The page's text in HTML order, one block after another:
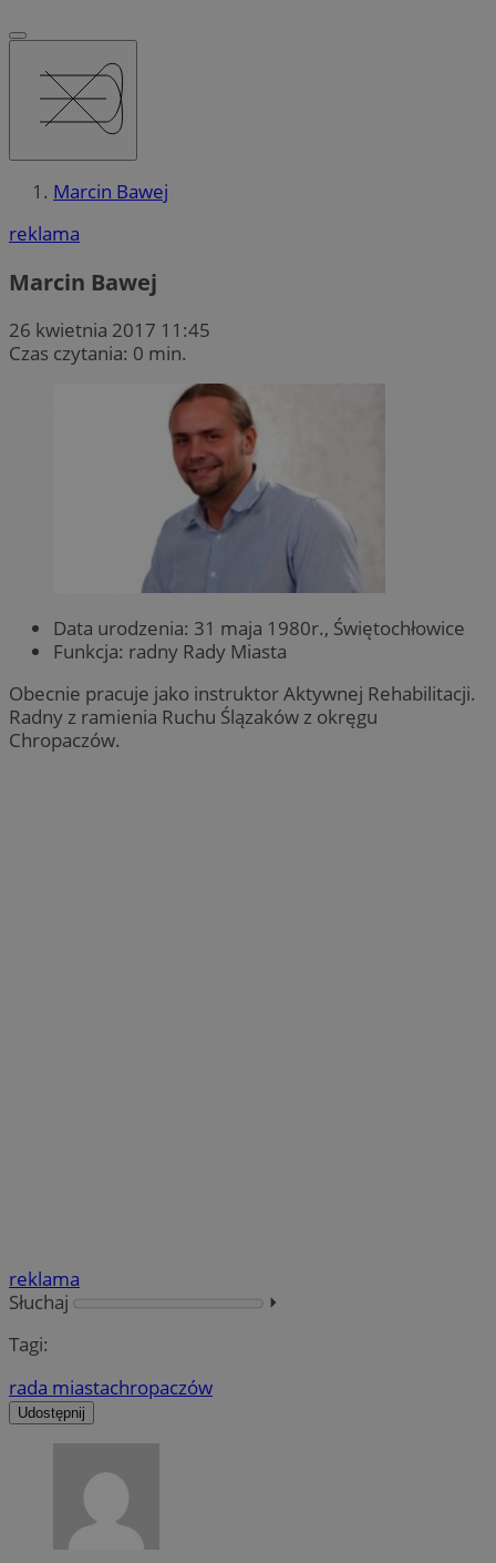
Marcin Bawej
reklama
Marcin Bawej
26 kwietnia 2017 11:45
Czas czytania: 0 min.
Data urodzenia: 31 maja 1980r., Świętochłowice
Funkcja: radny Rady Miasta
Obecnie pracuje jako instruktor Aktywnej Rehabilitacji.
Radny z ramienia Ruchu Ślązaków z okręgu
Chropaczów.
reklama
Słuchaj
⏵︎
Tagi:
rada miastachropaczów
Udostępnij